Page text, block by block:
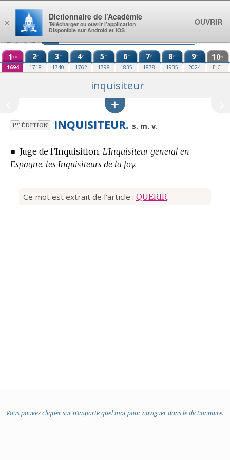
Aller au contenu
1 re
1694
2e
1718
3e
1740
4e
1762
5e
1798
6e
1835
7e
1878
8e
1935
9e
2024
10e
E.C.
inquisiteur
1reÉDITION INQUISITEUR. s. m. v.
■ Juge de l’Inquisition. L’Inquisiteur general en
Espagne. les Inquisiteurs de la foy.
Ce mot est extrait de l'article : QUERIR.
Vous pouvez cliquer sur n’importe quel mot pour naviguer dans le dictionnaire.
×
Dictionnaire de l’Académie
Télécharger ou ouvrir l’application
Disponible sur Android et iOS
OUVRIR